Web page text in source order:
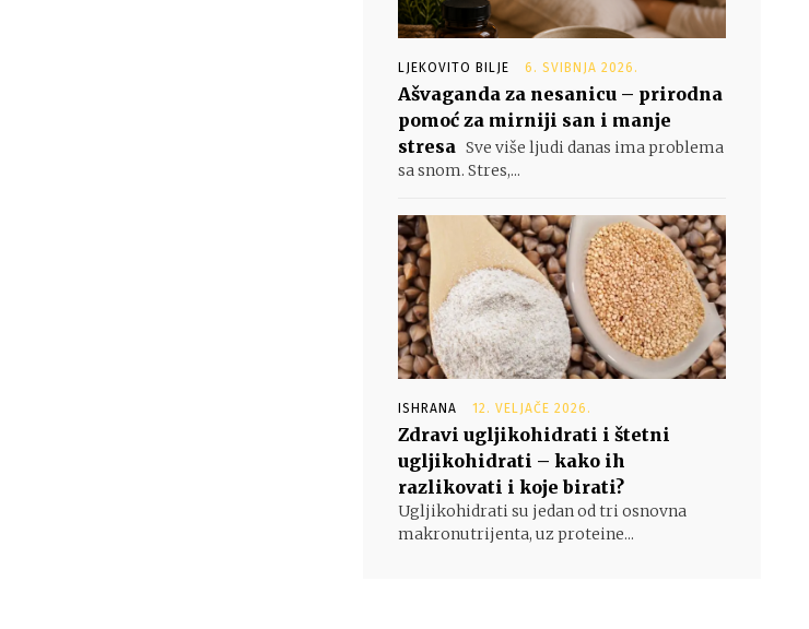
LJEKOVITO BILJE 6. SVIBNJA 2026.
Ašvaganda za nesanicu – prirodna
pomoć za mirniji san i manje
stresa Sve više ljudi danas ima problema
sa snom. Stres,...
ISHRANA 12. VELJAČE 2026.
Zdravi ugljikohidrati i štetni
ugljikohidrati – kako ih
razlikovati i koje birati?
Ugljikohidrati su jedan od tri osnovna
makronutrijenta, uz proteine...